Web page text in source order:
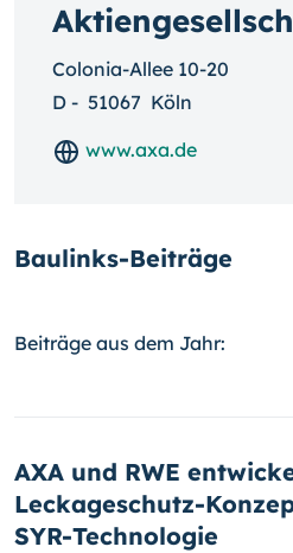
Colonia-Allee 10-20
D - 51067 Köln
www.axa.de
Baulinks-Beiträge
Beiträge aus dem Jahr:
AXA und RWE
Leckageschutz-
SYR-Technologie